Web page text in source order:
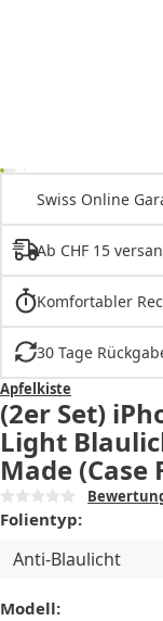
Swiss Online
Ab CHF 15
Komfortabler
30 Tage
Apfelkiste
(2er Set)
Light
Made (Case
Folientyp:
Anti-Blaulicht
Modell: